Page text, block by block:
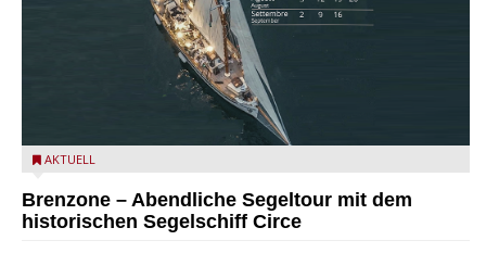
Mit dem historischen Segelschiff Circe auf dem Gardasee.
AKTUELL
Brenzone – Abendliche Segeltour mit dem
historischen Segelschiff Circe